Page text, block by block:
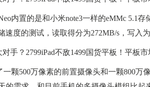
内置的是和小米note3一样的eMMc 5.1
速度的测试，读取得分为272MB/s，写入为
一颗500万像素的前置摄像头和一颗800